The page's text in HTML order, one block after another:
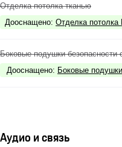
Отделка потолка тканью
Дооснащено: Отделка потолка
Боковые подушки безопасности
Дооснащено: Боковые
Аудио и связь